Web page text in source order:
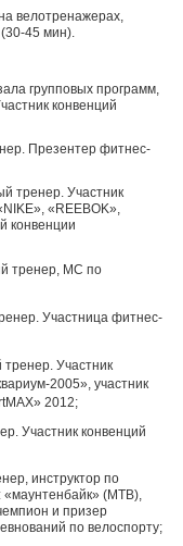
велотренажерах,
(30-45 мин).
групповых программ,
конвенций
Презентер фитнес-
тренер. Участник
«REEBOK»,
конвенции
тренер, МС по
Участница фитнес-
Участник
2005», участник
2012;
Участник конвенций
инструктор по
«маунтенбайк» (МТВ),
и призер
по велоспорту;